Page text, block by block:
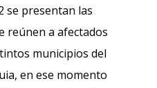
se presentan las
reúnen a afectados
municipios del
en ese momento